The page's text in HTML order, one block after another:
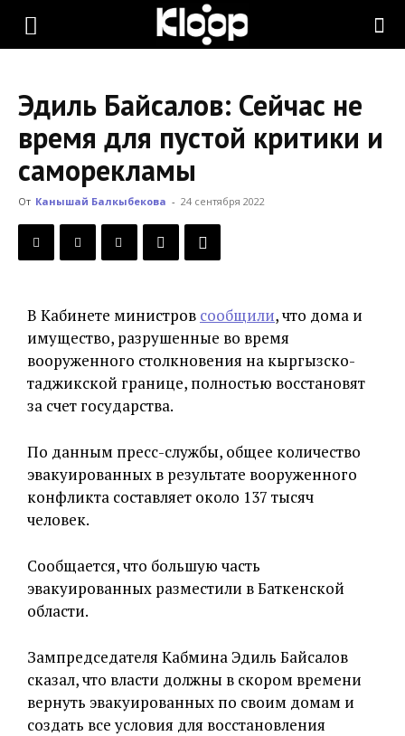
KLOOP.KG
Новости
Кыргызстана
Эдиль Байсалов: Сейчас не
время для пустой критики и
саморекламы
От Канышай Балкыбекова - 24 сентября 2022
В Кабинете министров сообщили, что дома и
имущество, разрушенные во время
вооруженного столкновения на кыргызско-
таджикской границе, полностью восстановят
за счет государства.
По данным пресс-службы, общее количество
эвакуированных в результате вооруженного
конфликта составляет около 137 тысяч
человек.
Сообщается, что большую часть
эвакуированных разместили в Баткенской
области.
Зампредседателя Кабмина Эдиль Байсалов
сказал, что власти должны в скором времени
вернуть эвакуированных по своим домам и
создать все условия для восстановления